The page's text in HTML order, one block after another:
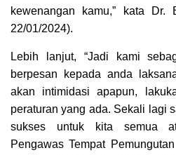
kewenangan kamu,” kata Dr.
22/01/2024).
Lebih lanjut, “Jadi kami
berpesan kepada anda
akan intimidasi apapun,
peraturan yang ada. Sekali lagi
sukses untuk kita semua
Pengawas Tempat